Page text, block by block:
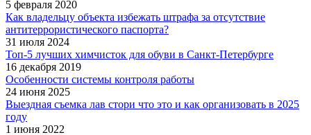
5 февраля 2020
Как владельцу объекта избежать штрафа за отсутствие
антитеррористического паспорта?
31 июля 2024
Топ-5 лучших химчисток для обуви в Санкт-Петербурге
16 декабря 2019
Особенности системы контроля работы
24 июня 2025
Выездная съемка лав стори что это и как организовать в 2025
году
1 июня 2022